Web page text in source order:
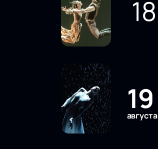
18
19
августа